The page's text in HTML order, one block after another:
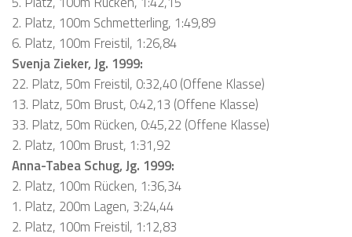
2. Platz, 100m Schmetterling, 1:49,89
6. Platz, 100m Freistil, 1:26,84
Svenja Zieker, Jg. 1999:
22. Platz, 50m Freistil, 0:32,40 (Offene Klasse)
13. Platz, 50m Brust, 0:42,13 (Offene Klasse)
33. Platz, 50m Rücken, 0:45,22 (Offene Klasse)
2. Platz, 100m Brust, 1:31,92
Anna-Tabea Schug, Jg. 1999:
2. Platz, 100m Rücken, 1:36,34
1. Platz, 200m Lagen, 3:24,44
2. Platz, 100m Freistil, 1:12,83